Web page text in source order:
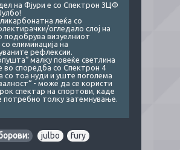
на Фјури е со Спектрон 3ЦФ
леќа со
огледало слој на
подобрува визуелниот
елиминација на
рефлексии.
малку повеќе светлина
во споредба со Спектрон 4
со тоа нуди и уште поголема
- може да се користи
спектар на спортови, каде
потребно толку затемнување.
julbo fury